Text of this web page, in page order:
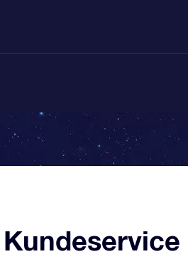
Kundeservice